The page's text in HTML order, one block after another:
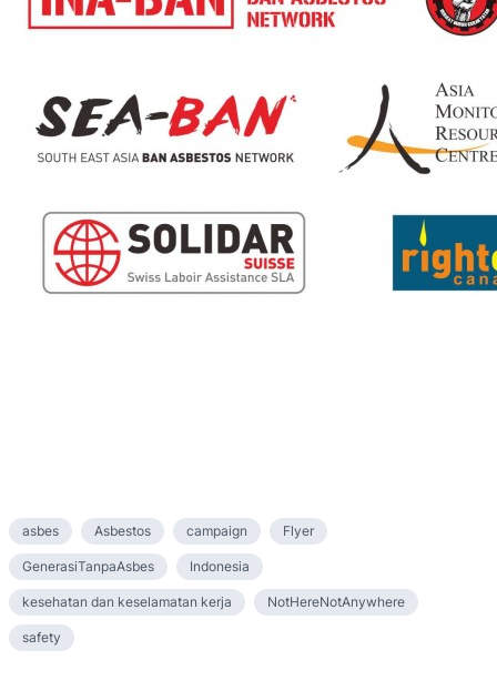
asbes Asbestos campaign Flyer
GenerasiTanpaAsbes Indonesia
kesehatan dan keselamatan kerja NotHereNotAnywhere
safety